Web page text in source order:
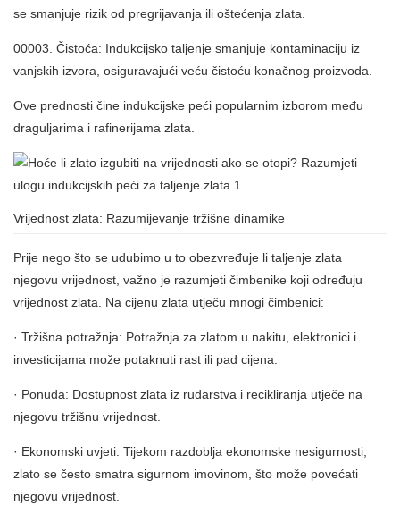
se smanjuje rizik od pregrijavanja ili oštećenja zlata.
00003. Čistoća: Indukcijsko taljenje smanjuje kontaminaciju iz
vanjskih izvora, osiguravajući veću čistoću konačnog proizvoda.
Ove prednosti čine indukcijske peći popularnim izborom među
draguljarima i rafinerijama zlata.
Vrijednost zlata: Razumijevanje tržišne dinamike
Prije nego što se udubimo u to obezvređuje li taljenje zlata
njegovu vrijednost, važno je razumjeti čimbenike koji određuju
vrijednost zlata. Na cijenu zlata utječu mnogi čimbenici:
· Tržišna potražnja: Potražnja za zlatom u nakitu, elektronici i
investicijama može potaknuti rast ili pad cijena.
· Ponuda: Dostupnost zlata iz rudarstva i recikliranja utječe na
njegovu tržišnu vrijednost.
· Ekonomski uvjeti: Tijekom razdoblja ekonomske nesigurnosti,
zlato se često smatra sigurnom imovinom, što može povećati
njegovu vrijednost.